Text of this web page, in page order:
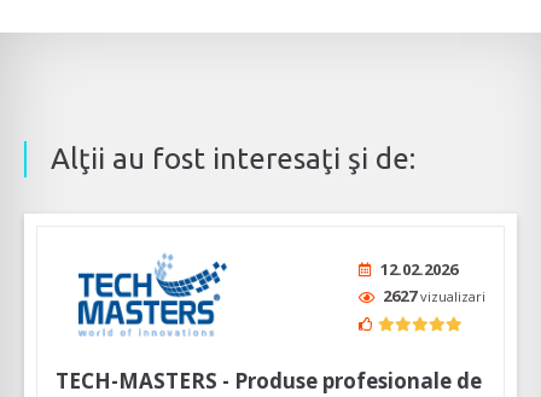
Alţii au fost interesaţi şi de:
12.02.2026
2627vizualizari
TECH-MASTERS - Produse profesionale de